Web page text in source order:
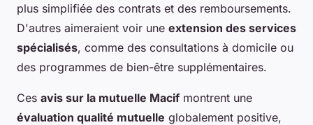
plus simplifiée des contrats et des remboursements.
D'autres aimeraient voir une extension des services
spécialisés, comme des consultations à domicile ou
des programmes de bien-être supplémentaires.
Ces avis sur la mutuelle Macif montrent une
évaluation qualité mutuelle globalement positive,